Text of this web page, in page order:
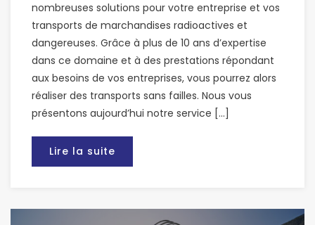
nombreuses solutions pour votre entreprise et vos
transports de marchandises radioactives et
dangereuses. Grâce à plus de 10 ans d’expertise
dans ce domaine et à des prestations répondant
aux besoins de vos entreprises, vous pourrez alors
réaliser des transports sans failles. Nous vous
présentons aujourd’hui notre service […]
Lire la suite